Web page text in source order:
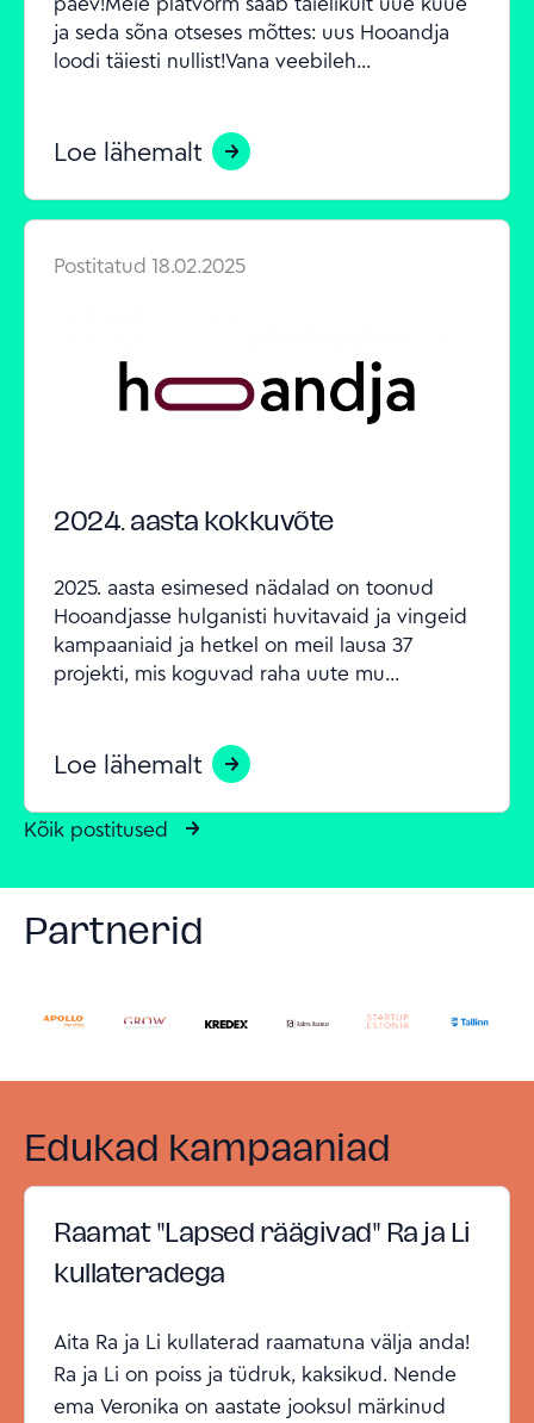
ja seda sõna otseses mõttes: uus Hooandja
loodi täiesti nullist!Vana veebileh...
Loe lähemalt
Postitatud 18.02.2025
2024. aasta kokkuvõte
2025. aasta esimesed nädalad on toonud
Hooandjasse hulganisti huvitavaid ja vingeid
kampaaniaid ja hetkel on meil lausa 37
projekti, mis koguvad raha uute mu...
Loe lähemalt
Kõik postitused
Partnerid
Edukad kampaaniad
Raamat "Lapsed räägivad" Ra ja Li
kullateradega
Aita Ra ja Li kullaterad raamatuna välja anda!
Ra ja Li on poiss ja tüdruk, kaksikud. Nende
ema Veronika on aastate jooksul märkinud